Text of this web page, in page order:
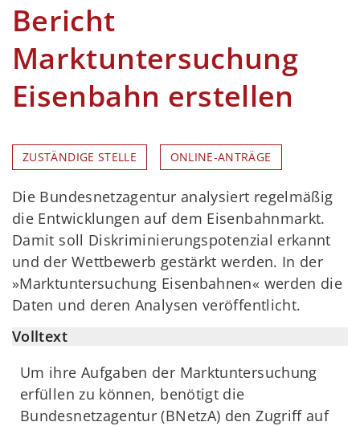
Bericht
Marktuntersuchung
Eisenbahn erstellen
ZUSTÄNDIGE STELLE ONLINE-ANTRÄGE
Die Bundesnetzagentur analysiert regelmäßig
die Entwicklungen auf dem Eisenbahnmarkt.
Damit soll Diskriminierungspotenzial erkannt
und der Wettbewerb gestärkt werden. In der
»Marktuntersuchung Eisenbahnen« werden die
Daten und deren Analysen veröffentlicht.
Volltext
Um ihre Aufgaben der Marktuntersuchung
erfüllen zu können, benötigt die
Bundesnetzagentur (BNetzA) den Zugriff auf